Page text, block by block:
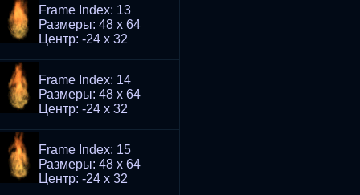
Frame Index: 13
Размеры: 48 x 64
Центр: -24 x 32
Frame Index: 14
Размеры: 48 x 64
Центр: -24 x 32
Frame Index: 15
Размеры: 48 x 64
Центр: -24 x 32